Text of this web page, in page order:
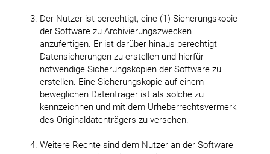
Der Nutzer ist berechtigt, eine (1) Sicherungskopie
der Software zu Archivierungszwecken
anzufertigen. Er ist darüber hinaus berechtigt
Datensicherungen zu erstellen und hierfür
notwendige Sicherungskopien der Software zu
erstellen. Eine Sicherungskopie auf einem
beweglichen Datenträger ist als solche zu
kennzeichnen und mit dem Urheberrechtsvermerk
des Originaldatenträgers zu versehen.
Weitere Rechte sind dem Nutzer an der Software